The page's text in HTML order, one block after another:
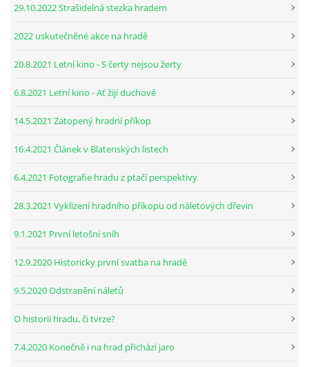
29.10.2022 Strašidelná stezka hradem
2022 uskutečněné akce na hradě
20.8.2021 Letní kino - S čerty nejsou žerty
6.8.2021 Letní kino - Ať žijí duchové
14.5.2021 Zatopený hradní příkop
16.4.2021 Článek v Blatenských listech
6.4.2021 Fotografie hradu z ptačí perspektivy
28.3.2021 Vyklizení hradního příkopu od náletových dřevin
9.1.2021 První letošní sníh
12.9.2020 Historicky první svatba na hradě
9.5.2020 Odstranění náletů
O historii hradu, či tvrze?
7.4.2020 Konečně i na hrad přichází jaro